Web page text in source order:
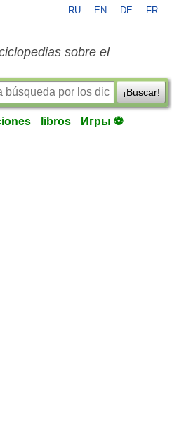
RU EN DE FR
sobre el
¡Buscar!
libros Игры ⚽